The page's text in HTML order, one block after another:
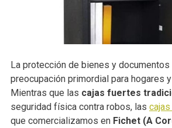
La protección de bienes y documentos
preocupación primordial para hogares
Mientras que las cajas fuertes
seguridad física contra robos, las
que comercializamos en Fichet (A